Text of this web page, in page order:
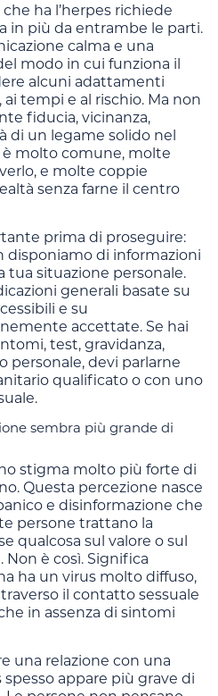
ha l’herpes richiede
in più da entrambe le parti.
calma e una
modo in cui funziona il
alcuni adattamenti
tempi e al rischio. Ma non
fiducia, vicinanza,
di un legame solido nel
è molto comune, molte
e molte coppie
senza farne il centro
prima di proseguire:
disponiamo di informazioni
situazione personale.
generali basate su
e su
accettate. Se hai
test, gravidanza,
personale, devi parlarne
qualificato o con uno
sembra più grande di
stigma molto più forte di
Questa percezione nasce
e disinformazione che
persone trattano la
qualcosa sul valore o sul
Non è così. Significa
ha un virus molto diffuso,
il contatto sessuale
in assenza di sintomi
una relazione con una
spesso appare più grave di